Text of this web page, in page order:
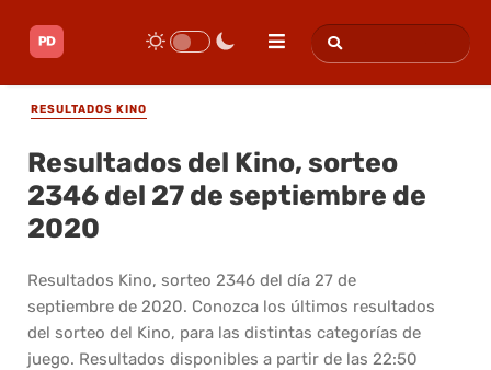
RESULTADOS KINO
Resultados del Kino, sorteo
2346 del 27 de septiembre de
2020
Resultados Kino, sorteo 2346 del día 27 de
septiembre de 2020. Conozca los últimos resultados
del sorteo del Kino, para las distintas categorías de
juego. Resultados disponibles a partir de las 22:50